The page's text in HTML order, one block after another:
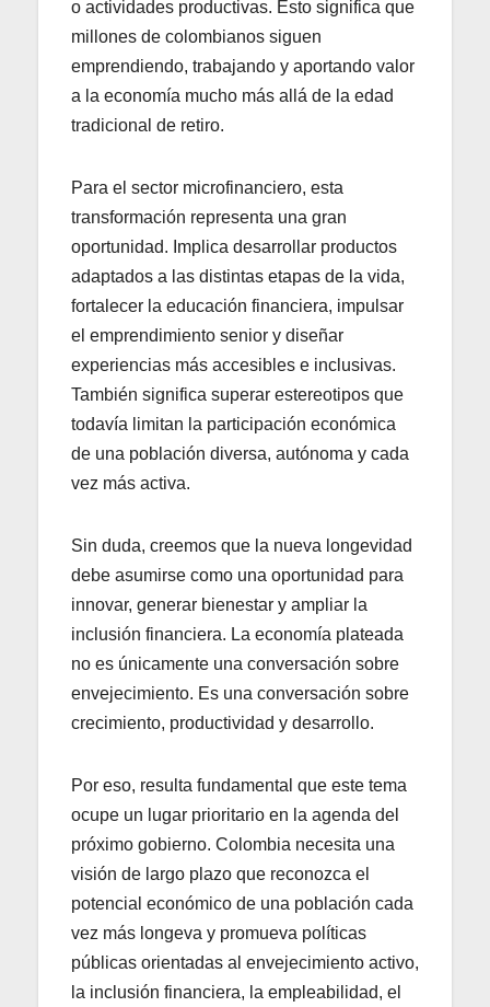
o actividades productivas. Esto significa que
millones de colombianos siguen
emprendiendo, trabajando y aportando valor
a la economía mucho más allá de la edad
tradicional de retiro.
Para el sector microfinanciero, esta
transformación representa una gran
oportunidad. Implica desarrollar productos
adaptados a las distintas etapas de la vida,
fortalecer la educación financiera, impulsar
el emprendimiento senior y diseñar
experiencias más accesibles e inclusivas.
También significa superar estereotipos que
todavía limitan la participación económica
de una población diversa, autónoma y cada
vez más activa.
Sin duda, creemos que la nueva longevidad
debe asumirse como una oportunidad para
innovar, generar bienestar y ampliar la
inclusión financiera. La economía plateada
no es únicamente una conversación sobre
envejecimiento. Es una conversación sobre
crecimiento, productividad y desarrollo.
Por eso, resulta fundamental que este tema
ocupe un lugar prioritario en la agenda del
próximo gobierno. Colombia necesita una
visión de largo plazo que reconozca el
potencial económico de una población cada
vez más longeva y promueva políticas
públicas orientadas al envejecimiento activo,
la inclusión financiera, la empleabilidad, el